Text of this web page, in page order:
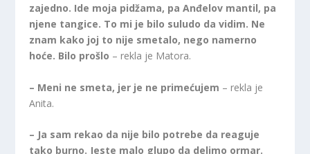
zajedno. Ide moja pidžama, pa Anđelov mantil, pa
njene tangice. To mi je bilo suludo da vidim. Ne
znam kako joj to nije smetalo, nego namerno
hoće. Bilo prošlo – rekla je Matora.
– Meni ne smeta, jer je ne primećujem – rekla je
Anita.
– Ja sam rekao da nije bilo potrebe da reaguje
tako burno. Jeste malo glupo da delimo ormar.